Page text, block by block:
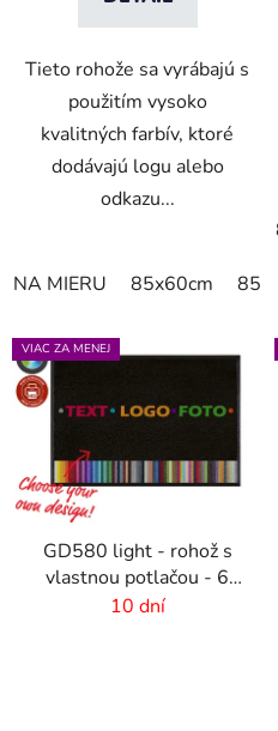
Tieto rohože sa vyrábajú s
použitím vysoko
kvalitných farbív, ktoré
dodávajú logu alebo
odkazu...
NA MIERU 85x60cm
VIAC ZA MENEJ
GD580 light - rohož s
vlastnou potlačou - 6
mm vlas
10 dní